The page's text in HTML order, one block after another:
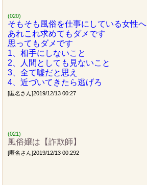
(020)
そもそも風俗を仕事にしている女性へ
あれこれ求めてもダメです
思ってもダメです
1、相手にしないこと
2、人間としても見ないこと
3、全て嘘だと思え
4、近づいてきたら逃げろ
[匿名さん]2019/12/13 00:27
(021)
風俗嬢は【詐欺師】
[匿名さん]2019/12/13 00:292